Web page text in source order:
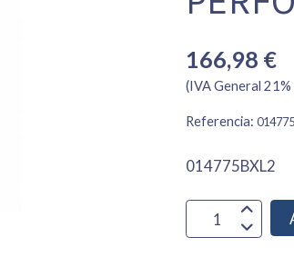
166,98 €
(IVA General
Referencia:
014775BXL2